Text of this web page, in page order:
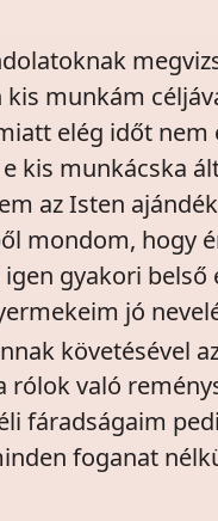
munkám
elég időt nem
kis munkácska
az Isten
mondom, hogy
gyakori belső
jó
követésével
való
fáradságaim
foganat